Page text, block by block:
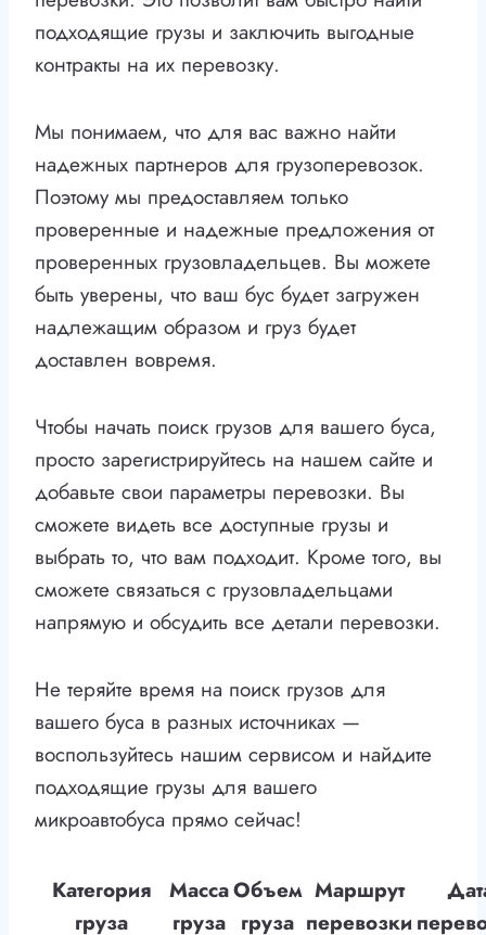
подходящие грузы и заключить выгодные
контракты на их перевозку.
Мы понимаем, что для вас важно найти
надежных партнеров для грузоперевозок.
Поэтому мы предоставляем только
проверенные и надежные предложения от
проверенных грузовладельцев. Вы можете
быть уверены, что ваш бус будет загружен
надлежащим образом и груз будет
доставлен вовремя.
Чтобы начать поиск грузов для вашего буса,
просто зарегистрируйтесь на нашем сайте и
добавьте свои параметры перевозки. Вы
сможете видеть все доступные грузы и
выбрать то, что вам подходит. Кроме того, вы
сможете связаться с грузовладельцами
напрямую и обсудить все детали перевозки.
Не теряйте время на поиск грузов для
вашего буса в разных источниках —
воспользуйтесь нашим сервисом и найдите
подходящие грузы для вашего
микроавтобуса прямо сейчас!
Категория
груза
Масса
груза
Объем
груза
Маршрут
перевозки